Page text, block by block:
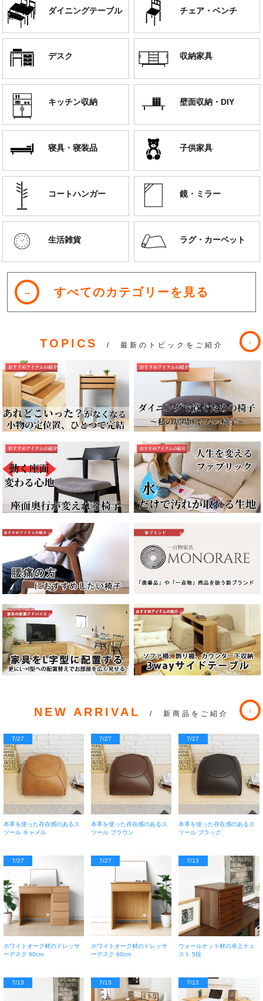
ダイニングテーブル チェア・ベンチ
デスク 収納家具
キッチン収納 壁面収納・DIY
寝具・寝装品 子供家具
コートハンガー 鏡・ミラー
生活雑貨 ラグ・カーペット
すべてのカテゴリーを見る
TOPICS / 最新のトピックをご紹介
NEW ARRIVAL / 新商品をご紹介
7/27
本革を使った存在感のあるス
ツール キャメル
7/27
本革を使った存在感のあるス
ツール ブラウン
7/27
本革を使った存在感のあるス
ツール ブラック
7/27
ホワイトオーク材のドレッサ
ーデスク 90cm
7/27
ホワイトオーク材のドレッサ
ーデスク 60cm
7/13
ウォールナット材の卓上チェ
スト 5段
7/13 7/13 7/13